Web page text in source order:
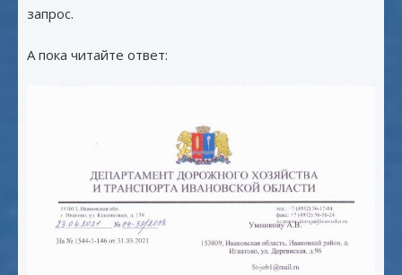
запрос.
А пока читайте ответ: